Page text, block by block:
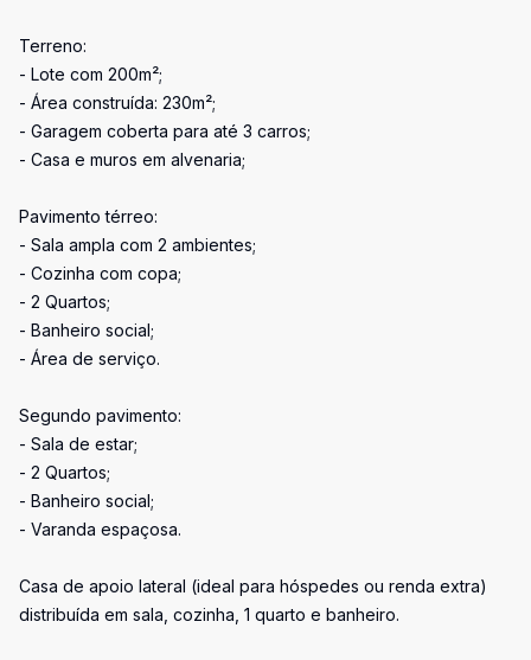
Terreno:
- Lote com 200m²;
- Área construída: 230m²;
- Garagem coberta para até 3 carros;
- Casa e muros em alvenaria;
Pavimento térreo:
- Sala ampla com 2 ambientes;
- Cozinha com copa;
- 2 Quartos;
- Banheiro social;
- Área de serviço.
Segundo pavimento:
- Sala de estar;
- 2 Quartos;
- Banheiro social;
- Varanda espaçosa.
Casa de apoio lateral (ideal para hóspedes ou renda extra)
distribuída em sala, cozinha, 1 quarto e banheiro.